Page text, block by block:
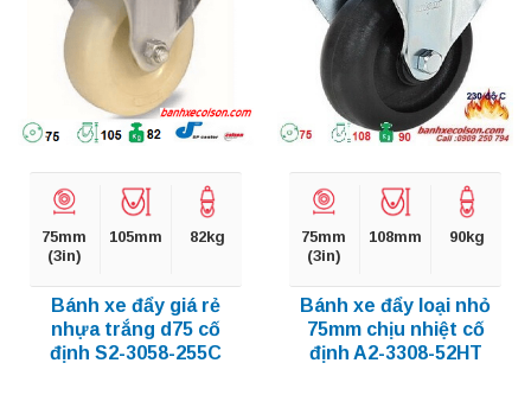
75mm
(3in)
105mm 82kg
Bánh xe đẩy giá rẻ
nhựa trắng d75 cố
định S2-3058-255C
75mm
(3in)
108mm 90kg
Bánh xe đẩy loại nhỏ
75mm chịu nhiệt cố
định A2-3308-52HT